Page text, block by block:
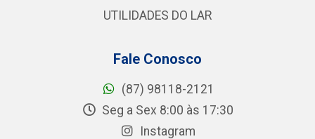
UTILIDADES DO LAR
Fale Conosco
(87) 98118-2121
Seg a Sex 8:00 às 17:30
Instagram